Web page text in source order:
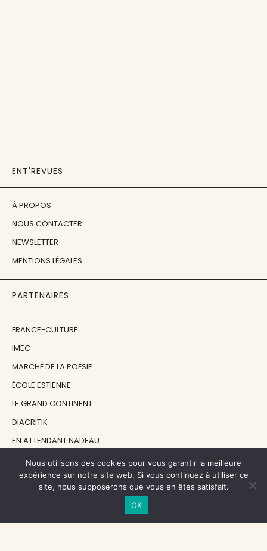
ENT'REVUES
À PROPOS
NOUS CONTACTER
NEWSLETTER
MENTIONS LÉGALES
PARTENAIRES
FRANCE-CULTURE
IMEC
MARCHÉ DE LA POÉSIE
ÉCOLE ESTIENNE
LE GRAND CONTINENT
DIACRITIK
EN ATTENDANT NADEAU
NOS SOUTIENS
Nous utilisons des cookies pour vous garantir la meilleure
expérience sur notre site web. Si vous continuez à utiliser ce
site, nous supposerons que vous en êtes satisfait.
OK